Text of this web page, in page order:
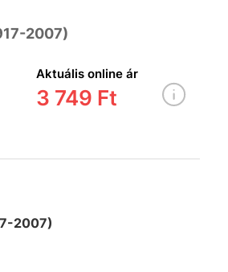
2007)
Aktuális online ár
3 749 Ft
2007)